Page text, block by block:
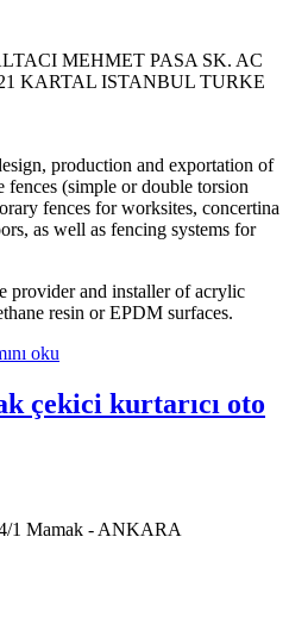
MEHMET PASA SK. AC
KARTAL ISTANBUL TURKE
production and exportation of
fences (simple or double torsion
fences for worksites, concertina
as well as fencing systems for
provider and installer of acrylic
resin or EPDM surfaces.
oku
çekici kurtarıcı oto
1 Mamak - ANKARA